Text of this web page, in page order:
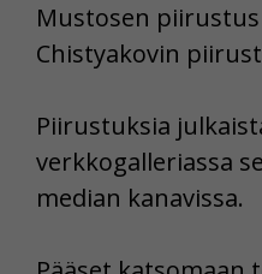
Mustosen
Chistyakovin
Piirustuksia
verkkogalleriassa
median kanavissa.